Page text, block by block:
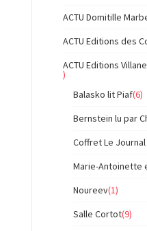
ACTU Domitille
ACTU Editions des
ACTU Editions
)
Balasko lit Piaf(6)
Bernstein lu par
Coffret Le
Marie-Antoinette
Noureev(1)
Salle Cortot(9)